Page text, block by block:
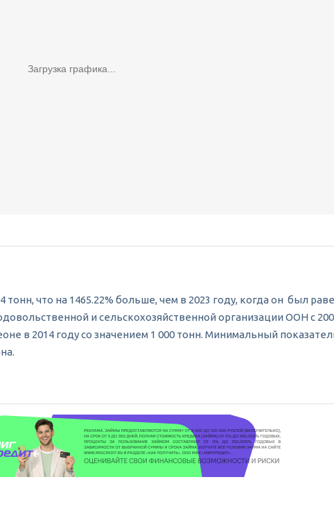
Загрузка графика...
что на 1465.22% больше, чем в 2023 году, когда он был
и сельскохозяйственной организации ООН с
в 2014 году со значением 1 000 тонн. Минимальный